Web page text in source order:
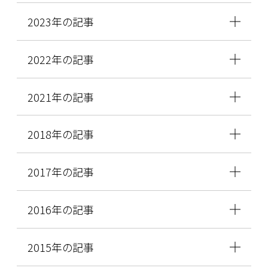
2023年の記事
2022年の記事
2021年の記事
2018年の記事
2017年の記事
2016年の記事
2015年の記事